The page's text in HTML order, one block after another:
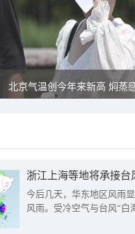
北京气温创今年来新高 焖蒸
浙江上海等地将承接台
今后几天，华东地区风雨
风雨。受冷空气与台风“白